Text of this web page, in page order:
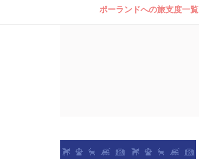
ポーランドへの旅支度一覧